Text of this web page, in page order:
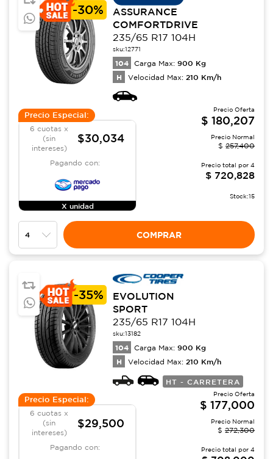
-30%
ASSURANCE
COMFORTDRIVE
235/65 R17 104H
sku:12771
104 Carga Max: 900 Kg
H Velocidad Max: 210 Km/h
Precio Especial:
6 cuotas x
(sin
intereses)
$30,034
Pagando con:
X unidad
Precio Oferta
$ 180,207
Precio Normal
$ 257,400
Precio total por 4
$ 720,828
Stock:15
COMPRAR
-35%
EVOLUTION
SPORT
235/65 R17 104H
sku:13182
104 Carga Max: 900 Kg
H Velocidad Max: 210 Km/h
HT - CARRETERA
Precio Especial:
6 cuotas x
(sin
intereses)
$29,500
Pagando con:
Precio Oferta
$ 177,000
Precio Normal
$ 272,300
Precio total por 4